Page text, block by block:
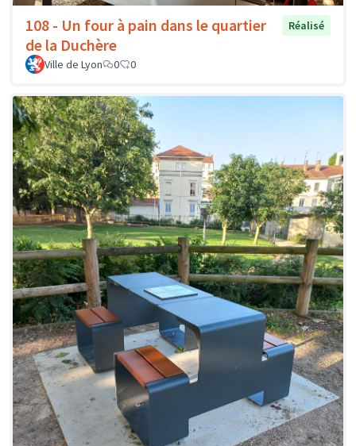
108 - Un four à pain dans le quartier
de la Duchère
Réalisé
Ville de Lyon 0 0